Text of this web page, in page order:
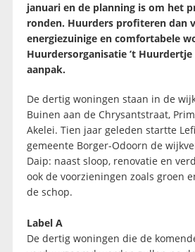
januari en de planning is om het
ronden. Huurders profiteren dan
energiezuinige en comfortabele
Huurdersorganisatie ’t
aanpak.
De dertig woningen staan in de
Buinen aan de Chrysantstraat,
Akelei. Tien jaar geleden startte
gemeente Borger-Odoorn de
Daip: naast sloop, renovatie en
ook de voorzieningen zoals groen
de schop.
Label A
De dertig woningen die de